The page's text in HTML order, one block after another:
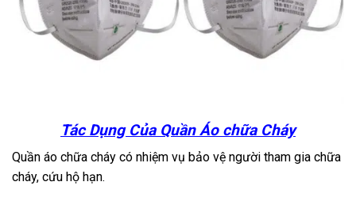
Tác Dụng Của Quần Áo chữa Cháy
Quần áo chữa cháy có nhiệm vụ bảo vệ người tham gia chữa
cháy, cứu hộ hạn.